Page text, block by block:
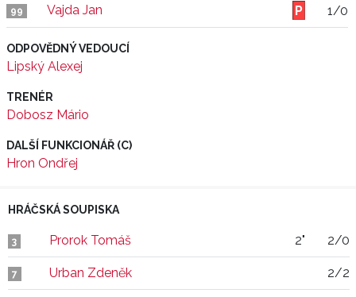
99 Vajda Jan 1/0
ODPOVĚDNÝ VEDOUCÍ
Lipský Alexej
TRENÉR
Dobosz Mário
DALŠÍ FUNKCIONÁŘ (C)
Hron Ondřej
HRÁČSKÁ SOUPISKA
3 Prorok Tomáš 2" 2/0
7 Urban Zdeněk 2/2